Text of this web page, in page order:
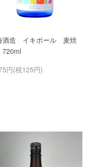
酒造 イキボール 麦焼
円(税125円)